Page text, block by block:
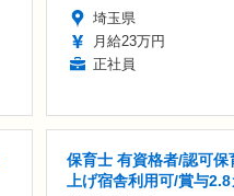
埼玉県
月給23万円
正社員
保育士 有資格者/認可保
上げ宿舎利用可/賞与